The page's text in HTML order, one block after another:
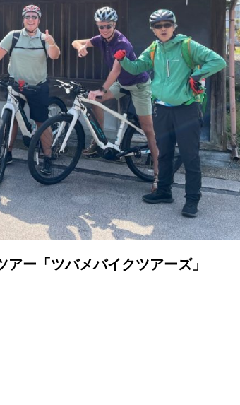
ー「ツバメバイクツアーズ」